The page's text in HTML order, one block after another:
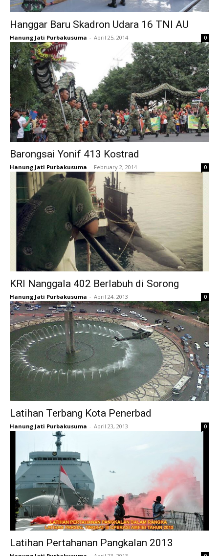
Hanggar Baru Skadron Udara 16 TNI AU
Hanung Jati Purbakusuma - April 25, 2014 0
Barongsai Yonif 413 Kostrad
Hanung Jati Purbakusuma - February 2, 2014 0
KRI Nanggala 402 Berlabuh di Sorong
Hanung Jati Purbakusuma - April 24, 2013 0
Latihan Terbang Kota Penerbad
Hanung Jati Purbakusuma - April 23, 2013 0
Latihan Pertahanan Pangkalan 2013